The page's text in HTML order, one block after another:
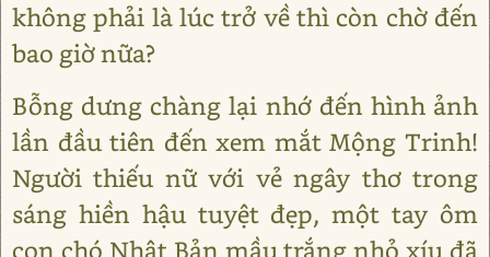
không phải là lúc trở về thì còn chờ đến
bao giờ nữa?
Bỗng dưng chàng lại nhớ đến hình ảnh
lần đầu tiên đến xem mắt Mộng Trinh!
Người thiếu nữ với vẻ ngây thơ trong
sáng hiền hậu tuyệt đẹp, một tay ôm
con chó Nhật Bản mầu trắng nhỏ xíu đã